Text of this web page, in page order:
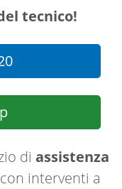
tecnico!
di assistenza
con interventi a